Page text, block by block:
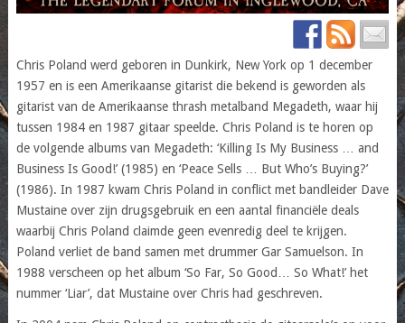
Chris Poland werd geboren in Dunkirk, New York op 1 december
1957 en is een Amerikaanse gitarist die bekend is geworden als
gitarist van de Amerikaanse thrash metalband Megadeth, waar hij
tussen 1984 en 1987 gitaar speelde. Chris Poland is te horen op
de volgende albums van Megadeth: ‘Killing Is My Business … and
Business Is Good!’ (1985) en ‘Peace Sells … But Who’s Buying?’
(1986). In 1987 kwam Chris Poland in conflict met bandleider Dave
Mustaine over zijn drugsgebruik en een aantal financiële deals
waarbij Chris Poland claimde geen evenredig deel te krijgen.
Poland verliet de band samen met drummer Gar Samuelson. In
1988 verscheen op het album ‘So Far, So Good… So What!’ het
nummer ‘Liar’, dat Mustaine over Chris had geschreven.